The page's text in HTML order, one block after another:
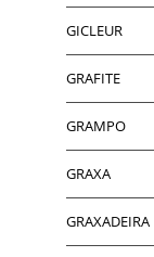
GICLEUR
GRAFITE
GRAMPO
GRAXA
GRAXADEIRA